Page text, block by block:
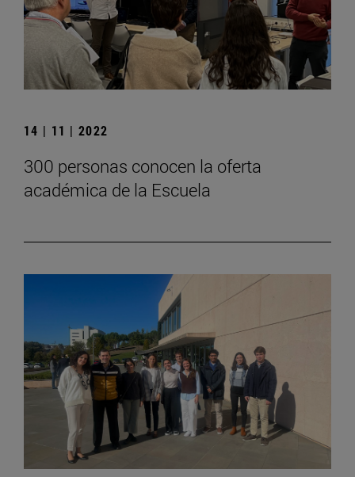
14 | 11 | 2022
300 personas conocen la oferta
académica de la Escuela